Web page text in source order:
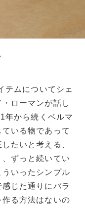
テムについてシェ
ローマンが話し
年から続くベルマ
いる物であって
たいと考える、
ずっと続いてい
いったシンプル
じた通りにバラ
る方法はないの